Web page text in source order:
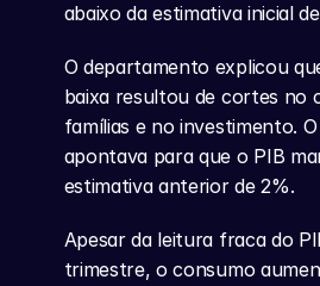
abaixo da estimativa inicial
O departamento explicou
baixa resultou de cortes no
famílias e no investimento.
apontava para que o PIB
estimativa anterior de 2%.
Apesar da leitura fraca do
trimestre, o consumo